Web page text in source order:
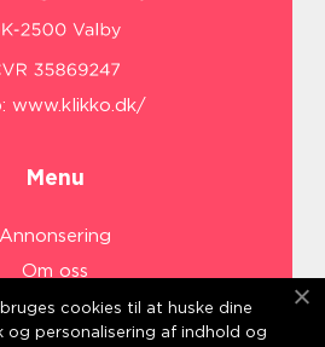
www.klikko.dk/
Menu
Annonsering
Om oss
Cookies
oss
cookies til at huske dine
og personalisering af indhold og